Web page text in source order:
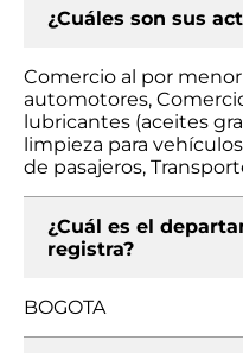
¿Cuáles son sus
Comercio al por
automotores,
lubricantes (aceites
limpieza para
de pasajeros,
¿Cuál es el
registra?
BOGOTA